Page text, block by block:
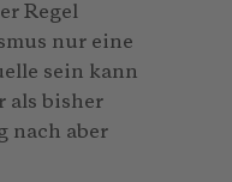
Regel
nur eine
sein kann
als bisher
nach aber